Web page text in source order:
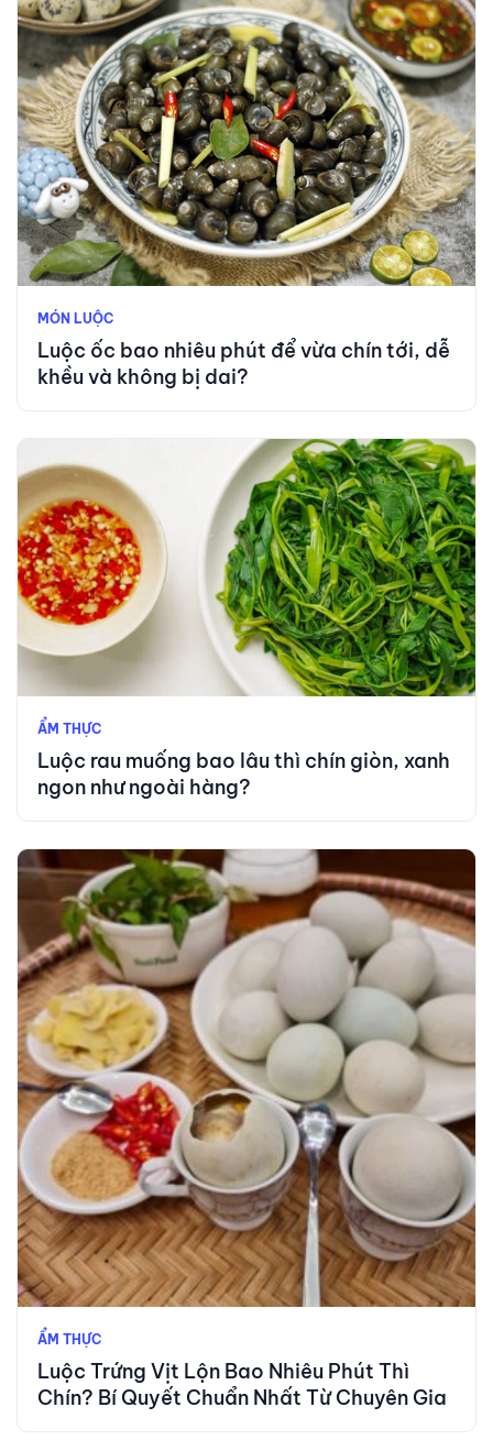
MÓN LUỘC
Luộc ốc bao nhiêu phút để vừa chín tới, dễ
khều và không bị dai?
ẨM THỰC
Luộc rau muống bao lâu thì chín giòn, xanh
ngon như ngoài hàng?
ẨM THỰC
Luộc Trứng Vịt Lộn Bao Nhiêu Phút Thì
Chín? Bí Quyết Chuẩn Nhất Từ Chuyên Gia